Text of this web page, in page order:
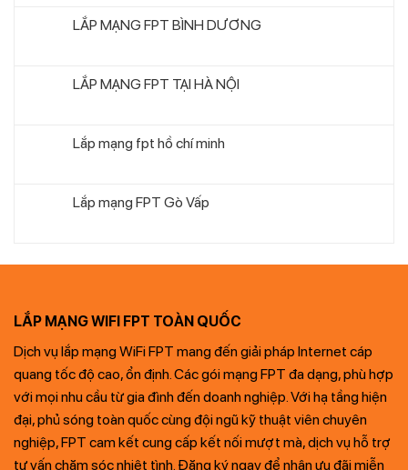
LẮP MẠNG FPT BÌNH DƯƠNG
LẮP MẠNG FPT TẠI HÀ NỘI
Lắp mạng fpt hồ chí minh
Lắp mạng FPT Gò Vấp
LẮP MẠNG WIFI FPT TOÀN QUỐC
Dịch vụ lắp mạng WiFi FPT mang đến giải pháp Internet cáp
quang tốc độ cao, ổn định. Các gói mạng FPT đa dạng, phù hợp
với mọi nhu cầu từ gia đình đến doanh nghiệp. Với hạ tầng hiện
đại, phủ sóng toàn quốc cùng đội ngũ kỹ thuật viên chuyên
nghiệp, FPT cam kết cung cấp kết nối mượt mà, dịch vụ hỗ trợ
tư vấn chăm sóc nhiệt tình. Đăng ký ngay để nhận ưu đãi miễn